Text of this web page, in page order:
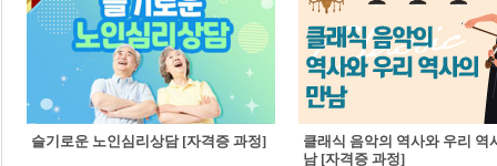
슬기로운 노인심리상담 [자격증 과정]
클래식 음악의 역사와 우리 역
남 [자격증 과정]